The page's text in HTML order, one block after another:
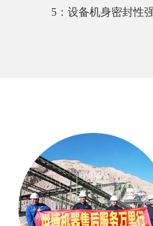
5：设备机身密封性